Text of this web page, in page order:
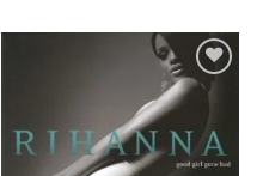
Adicionar
a lista de